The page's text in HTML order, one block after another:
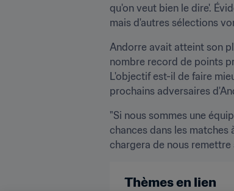
qu'on veut bien le dire'.
mais d'autres sélections
Andorre avait atteint son
nombre record de points
L'objectif est-il de faire
prochains adversaires
"Si nous sommes une
chances dans les matches
chargera de nous
Thèmes en lien